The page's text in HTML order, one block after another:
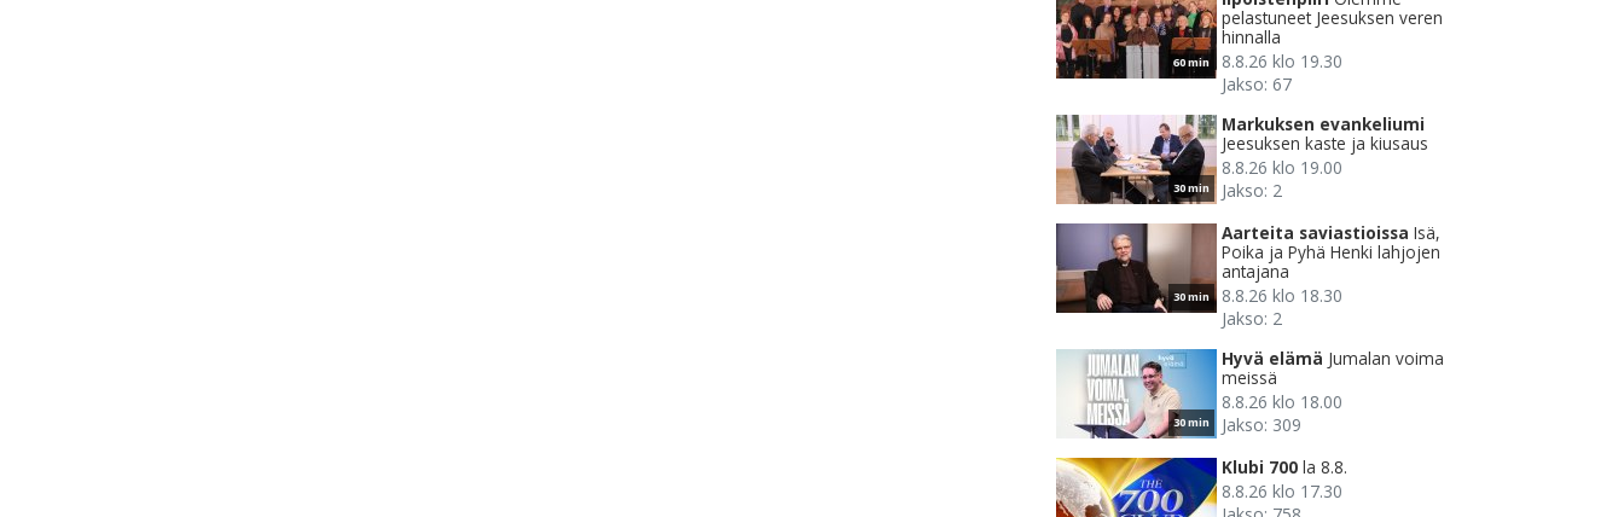
60 min
pelastuneet Jeesuksen veren
hinnalla
8.8.26 klo 19.30
Jakso: 67
30 min
Markuksen evankeliumi
Jeesuksen kaste ja kiusaus
8.8.26 klo 19.00
Jakso: 2
30 min
Aarteita saviastioissa Isä,
Poika ja Pyhä Henki lahjojen
antajana
8.8.26 klo 18.30
Jakso: 2
30 min
Hyvä elämä Jumalan voima
meissä
8.8.26 klo 18.00
Jakso: 309
Klubi 700 la 8.8.
8.8.26 klo 17.30